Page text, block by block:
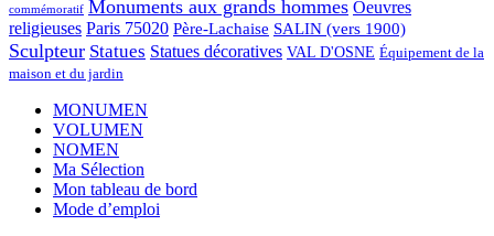
commémoratif Monuments aux grands hommes Oeuvres
religieuses Paris 75020 Père-Lachaise SALIN (vers 1900)
Sculpteur Statues Statues décoratives VAL D'OSNE Équipement de la
maison et du jardin
MONUMEN
VOLUMEN
NOMEN
Ma Sélection
Mon tableau de bord
Mode d’emploi